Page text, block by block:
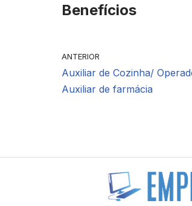
Benefícios
ANTERIOR
Auxiliar de Cozinha/
Auxiliar de farmácia